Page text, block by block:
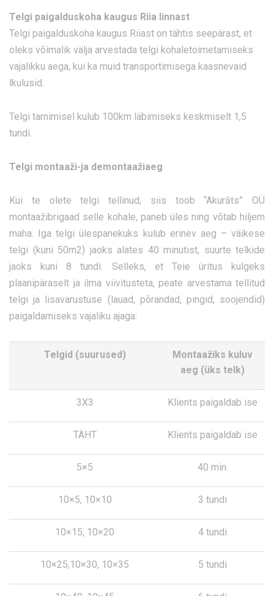
Telgi paigalduskoha kaugus Riia linnast
Telgi paigalduskoha kaugus Riiast on tähtis seepärast, et
oleks võimalik välja arvestada telgi kohaletoimetamiseks
vajalikku aega, kui ka muid transportimisega kaasnevaid
lkulusid.
Telgi tarnimisel kulub 100km läbimiseks keskmiselt 1,5
tundi.
Telgi montaaži-ja demontaažiaeg
Kui te olete telgi tellinud, siis toob “Akurāts” OÜ
montaažibrigaad selle kohale, paneb üles ning võtab hiljem
maha. Iga telgi ülespanekuks kulub erinev aeg – väikese
telgi (kuni 50m2) jaoks alates 40 minutist, suurte telkide
jaoks kuni 8 tundi. Selleks, et Teie üritus kulgeks
plaanipäraselt ja ilma viivitusteta, peate arvestama tellitud
telgi ja lisavarustuse (lauad, põrandad, pingid, soojendid)
paigaldamiseks vajaliku ajaga:
Telgid (suurused)
Montaažiks kuluv
aeg (üks telk)
3X3 Klients paigaldab ise
TÄHT Klients paigaldab ise
5×5 40 min.
10×5, 10×10 3 tundi
10×15, 10×20 4 tundi
10×25,10×30, 10×35 5 tundi